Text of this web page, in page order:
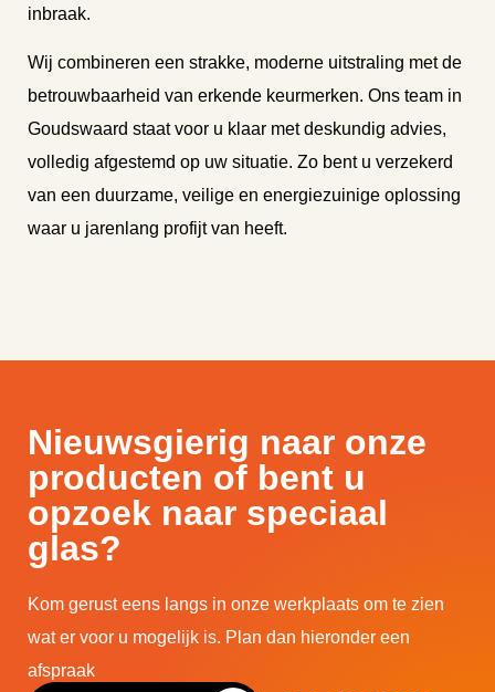
inbraak.
Wij combineren een strakke, moderne uitstraling met de
betrouwbaarheid van erkende keurmerken. Ons team in
Goudswaard staat voor u klaar met deskundig advies,
volledig afgestemd op uw situatie. Zo bent u verzekerd
van een duurzame, veilige en energiezuinige oplossing
waar u jarenlang profijt van heeft.
Nieuwsgierig naar onze
producten of bent u
opzoek naar speciaal
glas?
Kom gerust eens langs in onze werkplaats om te zien
wat er voor u mogelijk is. Plan dan hieronder een
afspraak